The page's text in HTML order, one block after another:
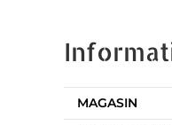
MAGASIN